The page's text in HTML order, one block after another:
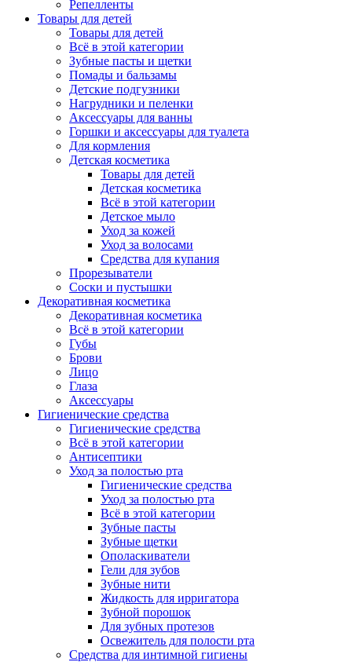
Репелленты
Товары для детей
Товары для детей
Всё в этой категории
Зубные пасты и щетки
Помады и бальзамы
Детские подгузники
Нагрудники и пеленки
Аксессуары для ванны
Горшки и аксессуары для туалета
Для кормления
Детская косметика
Товары для детей
Детская косметика
Всё в этой категории
Детское мыло
Уход за кожей
Уход за волосами
Средства для купания
Прорезыватели
Соски и пустышки
Декоративная косметика
Декоративная косметика
Всё в этой категории
Губы
Брови
Лицо
Глаза
Аксессуары
Гигиенические средства
Гигиенические средства
Всё в этой категории
Антисептики
Уход за полостью рта
Гигиенические средства
Уход за полостью рта
Всё в этой категории
Зубные пасты
Зубные щетки
Ополаскиватели
Гели для зубов
Зубные нити
Жидкость для ирригатора
Зубной порошок
Для зубных протезов
Освежитель для полости рта
Средства для интимной гигиены